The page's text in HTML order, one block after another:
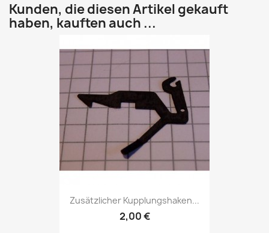
Kunden, die diesen Artikel gekauft
haben, kauften auch ...
Zusätzlicher Kupplungshaken...
2,00 €